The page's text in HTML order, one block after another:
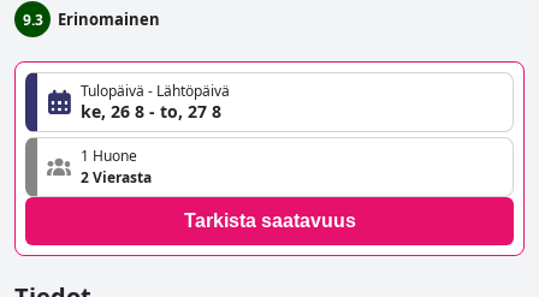
9.3 Erinomainen
Tulopäivä - Lähtöpäivä
ke, 26 8 - to, 27 8
1 Huone
2 Vierasta
Tarkista saatavuus